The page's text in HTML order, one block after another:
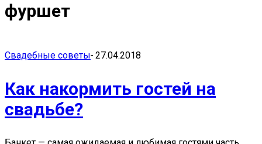
фуршет
Свадебные советы- 27.04.2018
Как накормить гостей на
свадьбе?